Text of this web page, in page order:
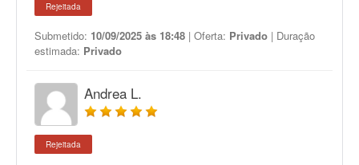
Rejeitada
Submetido: 10/09/2025 às 18:48 | Oferta: Privado | Duração
estimada: Privado
Andrea L.
Rejeitada